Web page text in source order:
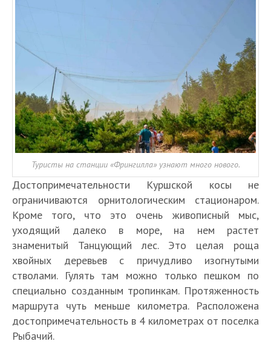
Туристы на станции «Фрингилла» узнают много нового.
Достопримечательности Куршской косы не
ограничиваются орнитологическим стационаром.
Кроме того, что это очень живописный мыс,
уходящий далеко в море, на нем растет
знаменитый Танцующий лес. Это целая роща
хвойных деревьев с причудливо изогнутыми
стволами. Гулять там можно только пешком по
специально созданным тропинкам. Протяженность
маршрута чуть меньше километра. Расположена
достопримечательность в 4 километрах от поселка
Рыбачий.